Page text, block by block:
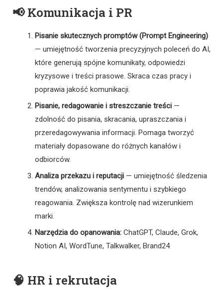
📢 Komunikacja i PR
Pisanie skutecznych promptów (Prompt Engineering)
— umiejętność tworzenia precyzyjnych poleceń do AI,
które generują spójne komunikaty, odpowiedzi
kryzysowe i treści prasowe. Skraca czas pracy i
poprawia jakość komunikacji.
Pisanie, redagowanie i streszczanie treści —
zdolność do pisania, skracania, upraszczania i
przeredagowywania informacji. Pomaga tworzyć
materiały dopasowane do różnych kanałów i
odbiorców.
Analiza przekazu i reputacji — umiejętność śledzenia
trendów, analizowania sentymentu i szybkiego
reagowania. Zwiększa kontrolę nad wizerunkiem
marki.
Narzędzia do opanowania: ChatGPT, Claude, Grok,
Notion AI, WordTune, Talkwalker, Brand24
🧠 HR i rekrutacja